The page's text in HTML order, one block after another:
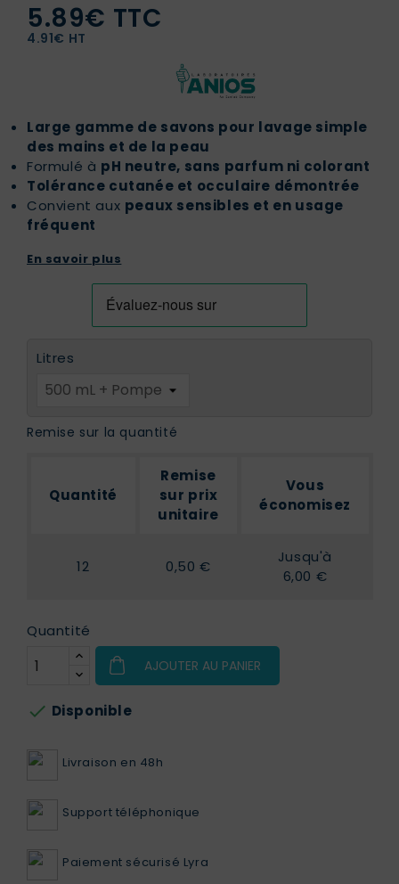
5.89€ TTC
4.91€ HT
Large gamme de savons pour lavage simple
des mains et de la peau
Formulé à pH neutre, sans parfum ni colorant
Tolérance cutanée et occulaire démontrée
Convient aux peaux sensibles et en usage
fréquent
En savoir plus
Litres
Remise sur la quantité
Quantité
Remise
sur prix
unitaire
Vous
économisez
12 0,50 €
Jusqu'à
6,00 €
Quantité
AJOUTER AU PANIER
 Disponible
Livraison en 48h
Support téléphonique
Paiement sécurisé Lyra